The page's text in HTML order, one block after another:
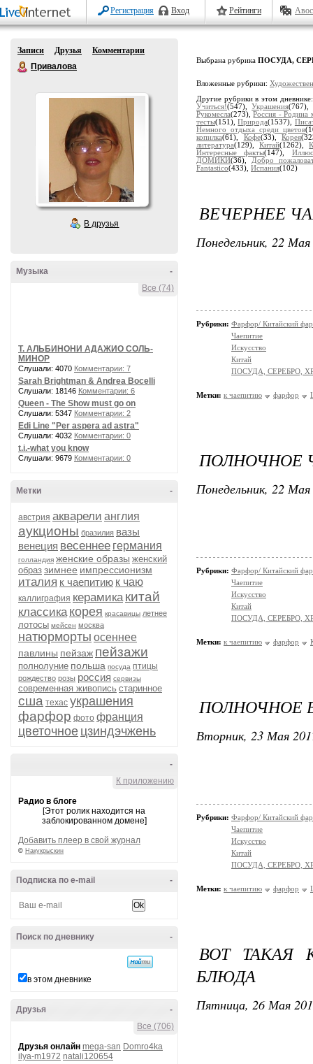
Регистрация Вход Рейтинги
Записи Друзья
Комментарии
Привалова
В друзья
-
Музыка
Все (74)
Т. АЛЬБИНОНИ АДАЖИО СОЛЬ-
МИНОР
Слушали: 4070 Комментарии: 7
Sarah Brightman & Andrea Bocelli
Слушали: 18146 Комментарии: 6
Queen - The Show must go on
Слушали: 5347 Комментарии: 2
Edi Line "Per aspera ad astra"
Слушали: 4032 Комментарии: 0
t.i.-what you know
Слушали: 9679 Комментарии: 0
-
Метки
австрия акварели англия
аукционы бразилия вазы
венеция весеннее германия
голландия женские образы женский
образ зимнее импрессионизм
италия к чаепитию к чаю
каллиграфия керамика китай
классика корея красавицы летнее
лотосы мейсен москва
натюрморты осеннее
павлины пейзаж пейзажи
полнолуние польша посуда птицы
рождество розы россия сервизы
современная живопись старинное
сша техас украшения
фарфор фото франция
цветочное цзиндэчжень
-
К приложению
Радио в блоге
[Этот ролик находится на
заблокированном домене]
Добавить плеер в свой журнал
© Накукрыскин
-
Подписка по e-mail
-
Поиск по дневнику
в этом дневнике
-
Друзья
Все (706)
Друзья онлайн mega-san Domro4ka
ilya-m1972 natali120654
Выбрана рубрика ПОСУДА,
Вложенные рубрики:
Другие рубрики в этом
Учиться!(547),Украшения(767),
Рукомесла(273),Россия - Родина
тесты(151),Природа(1537),
Немного отдыха среди цветов
копилка(61), Кофе(33),Корея
литература(129),Китай(1262),
Интересные факты(147),
ДОМИКИ(36), Добро
Fantastico(433), Испания(102)
ВЕЧЕРНЕЕ
Понедельник, 22
Рубрики: Фарфор/ Китайский
Чаепитие
Искусство
Китай
ПОСУДА, СЕРЕБРО,
Метки: к чаепитию фарфор
ПОЛНОЧНОЕ
Понедельник, 22
Рубрики: Фарфор/ Китайский
Чаепитие
Искусство
Китай
ПОСУДА, СЕРЕБРО,
Метки: к чаепитию фарфор
ПОЛНОЧНОЕ
Вторник, 23 Мая
Рубрики: Фарфор/ Китайский
Чаепитие
Искусство
Китай
ПОСУДА, СЕРЕБРО,
Метки: к чаепитию фарфор
ВОТ ТАКАЯ
БЛЮДА
Пятница, 26 Мая